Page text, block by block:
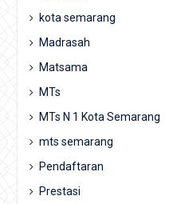
kota semarang
Madrasah
Matsama
MTs
MTs N 1 Kota Semarang
mts semarang
Pendaftaran
Prestasi